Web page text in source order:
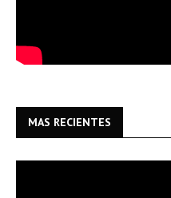
MAS RECIENTES